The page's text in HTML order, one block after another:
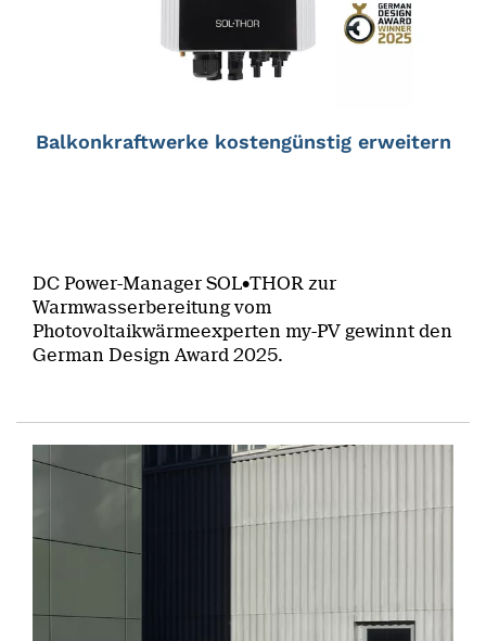
Balkonkraftwerke kostengünstig erweitern
DC Power-Manager SOL•THOR zur
Warmwasserbereitung vom
Photovoltaikwärmeexperten my-PV gewinnt den
German Design Award 2025.